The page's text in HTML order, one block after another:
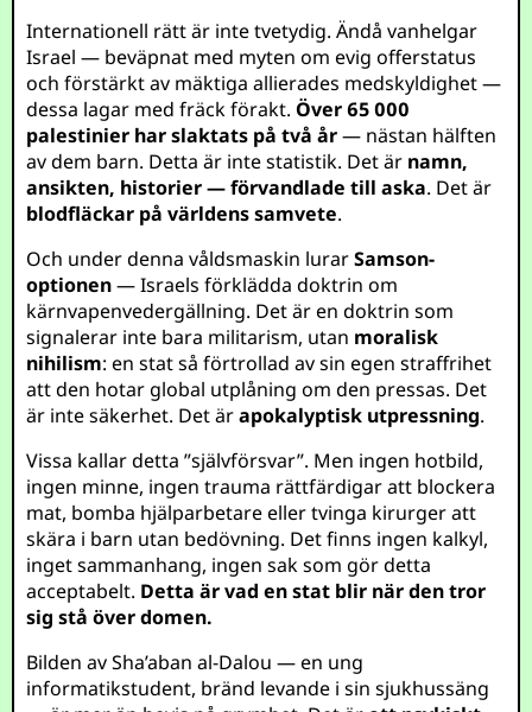
Internationell rätt är inte tvetydig. Ändå vanhelgar
Israel — beväpnat med myten om evig offerstatus
och förstärkt av mäktiga allierades medskyldighet —
dessa lagar med fräck förakt.Över 65 000
palestinier har slaktats på två år— nästan hälften
av dem barn. Detta är inte statistik. Det är namn,
ansikten, historier — förvandlade till aska. Det är
blodfläckar på världens samvete.
Och under denna våldsmaskin lurarSamson-
optionen— Israels förklädda doktrin om
kärnvapenvedergällning. Det är en doktrin som
signalerar inte bara militarism, utan moralisk
nihilism: en stat så förtrollad av sin egen straffrihet
att den hotar global utplåning om den pressas. Det
är inte säkerhet. Det ärapokalyptisk utpressning.
Vissa kallar detta ”självförsvar”. Men ingen hotbild,
ingen minne, ingen trauma rättfärdigar att blockera
mat, bomba hjälparbetare eller tvinga kirurger att
skära i barn utan bedövning. Det finns ingen kalkyl,
inget sammanhang, ingen sak som gör detta
acceptabelt. Detta är vad en stat blir när den tror
sig stå över domen.
Bilden av Sha’aban al-Dalou — en ung
informatikstudent, bränd levande i sin sjukhussäng